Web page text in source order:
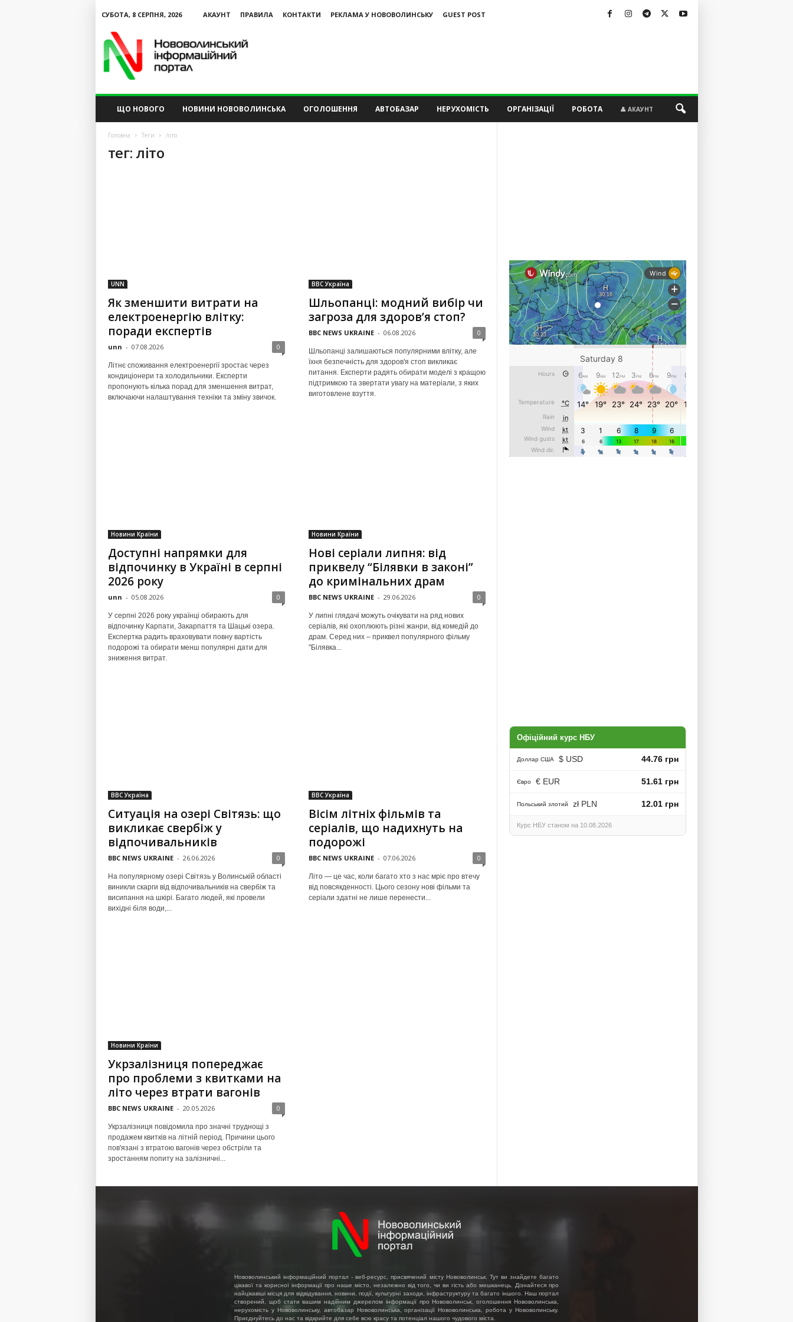
СУБОТА, 8 СЕРПНЯ, 2026 АКАУНТ ПРАВИЛА КОНТАКТИ РЕКЛАМА У НОВОВОЛИНСЬКУ
GUEST POST
ЩО НОВОГО НОВИНИ НОВОВОЛИНСЬКА ОГОЛОШЕННЯ АВТОБАЗАР НЕРУХОМІСТЬ ОРГАНІЗАЦІЇ РОБОТА 👤 АКАУНТ
Головна Теги літо
тег: літо
UNN
Як зменшити витрати на
електроенергію влітку:
поради експертів
unn - 07.08.2026 0
Літнє споживання електроенергії зростає через
кондиціонери та холодильники. Експерти
пропонують кілька порад для зменшення витрат,
включаючи налаштування техніки та зміну звичок.
BBC Україна
Шльопанці: модний вибір чи
загроза для здоров’я стоп?
BBC NEWS UKRAINE - 06.08.2026 0
Шльопанці залишаються популярними влітку, але
їхня безпечність для здоров'я стоп викликає
питання. Експерти радять обирати моделі з кращою
підтримкою та звертати увагу на матеріали, з яких
виготовлене взуття.
Новини Країни
Доступні напрямки для
відпочинку в Україні в серпні
2026 року
unn - 05.08.2026 0
У серпні 2026 року українці обирають для
відпочинку Карпати, Закарпаття та Шацькі озера.
Експертка радить враховувати повну вартість
подорожі та обирати менш популярні дати для
зниження витрат.
Новини Країни
Нові серіали липня: від
приквелу “Білявки в законі”
до кримінальних драм
BBC NEWS UKRAINE - 29.06.2026 0
У липні глядачі можуть очікувати на ряд нових
серіалів, які охоплюють різні жанри, від комедій до
драм. Серед них – приквел популярного фільму
"Білявка...
BBC Україна
Ситуація на озері Світязь: що
викликає свербіж у
відпочивальників
BBC NEWS UKRAINE - 26.06.2026 0
На популярному озері Світязь у Волинській області
виникли скарги від відпочивальників на свербіж та
висипання на шкірі. Багато людей, які провели
вихідні біля води,...
BBC Україна
Вісім літніх фільмів та
серіалів, що надихнуть на
подорожі
BBC NEWS UKRAINE - 07.06.2026 0
Літо — це час, коли багато хто з нас мріє про втечу
від повсякденності. Цього сезону нові фільми та
серіали здатні не лише перенести...
Новини Країни
Укрзалізниця попереджає
про проблеми з квитками на
літо через втрати вагонів
BBC NEWS UKRAINE - 20.05.2026 0
Укрзалізниця повідомила про значні труднощі з
продажем квитків на літній період. Причини цього
пов'язані з втратою вагонів через обстріли та
зростанням попиту на залізничні...
Офіційний курс НБУ
Доллар США $ USD 44.76 грн
Євро € EUR 51.61 грн
Польський злотий zł PLN 12.01 грн
Курс НБУ станом на 10.08.2026
Нововолинський інформаційний портал - веб-ресурс, присвячений місту Нововолинськ. Тут ви знайдете багато
цікавої та корисної інформації про наше місто, незалежно від того, чи ви гість або мешканець. Дізнайтеся про
найцікавіші місця для відвідування, новини, події, культурні заходи, інфраструктуру та багато іншого. Наш портал
створений, щоб стати вашим надійним джерелом інформації про Нововолинськ, оголошення Нововолинська,
нерухомість у Нововолинську, автобазар Нововолинська, організації Нововолинська, робота у Нововолинську.
Приєднуйтесь до нас та відкрийте для себе всю красу та потенціал нашого чудового міста.